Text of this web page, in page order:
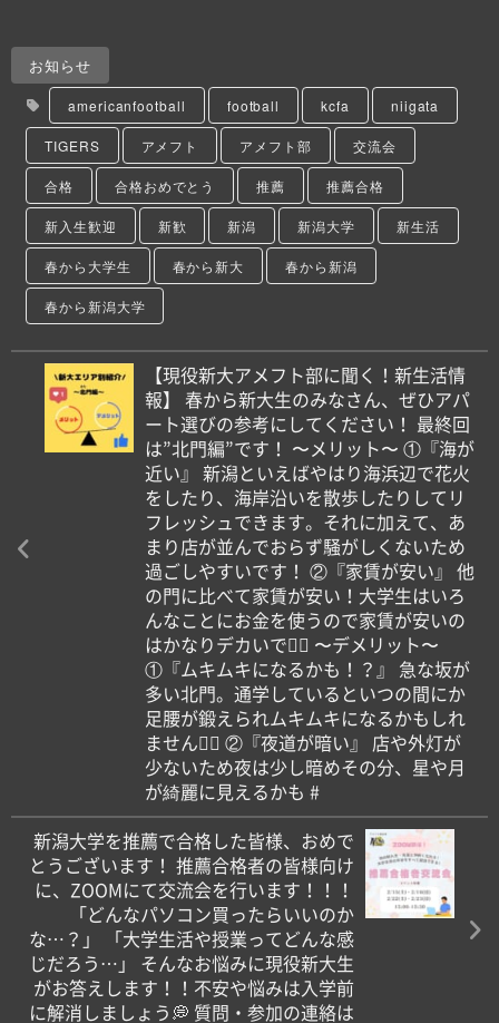
お知らせ
americanfootball football kcfa niigata
TIGERS アメフト アメフト部 交流会
合格 合格おめでとう 推薦 推薦合格
新入生歓迎 新歓 新潟 新潟大学 新生活
春から大学生 春から新大 春から新潟
春から新潟大学
【現役新大アメフト部に聞く！新生活情
報】 春から新大生のみなさん、ぜひアパ
ート選びの参考にしてください！ 最終回
は”北門編”です！ 〜メリット〜 ①『海が
近い』 新潟といえばやはり海浜辺で花火
をしたり、海岸沿いを散歩したりしてリ
フレッシュできます。それに加えて、あ
まり店が並んでおらず騒がしくないため
過ごしやすいです！ ②『家賃が安い』 他
の門に比べて家賃が安い！大学生はいろ
んなことにお金を使うので家賃が安いの
はかなりデカいです🏻 〜デメリット〜
①『ムキムキになるかも！？』 急な坂が
多い北門。通学しているといつの間にか
足腰が鍛えられムキムキになるかもしれ
ません🏋️‍♀️ ②『夜道が暗い』 店や外灯が
少ないため夜は少し暗めその分、星や月
が綺麗に見えるかも️ #
新潟大学を推薦で合格した皆様、おめで
とうございます！ 推薦合格者の皆様向け
に、ZOOMにて交流会を行います！！！
「どんなパソコン買ったらいいのか
な…？」 「大学生活や授業ってどんな感
じだろう…」 そんなお悩みに現役新大生
がお答えします！！不安や悩みは入学前
に解消しましょう💭 質問・参加の連絡は